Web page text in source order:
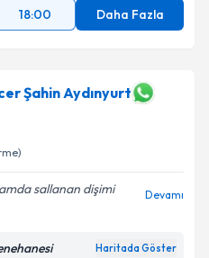
18:00 Daha Fazla
Şahin Aydınyurt
sallanan dişimi
Devamı
Haritada Göster